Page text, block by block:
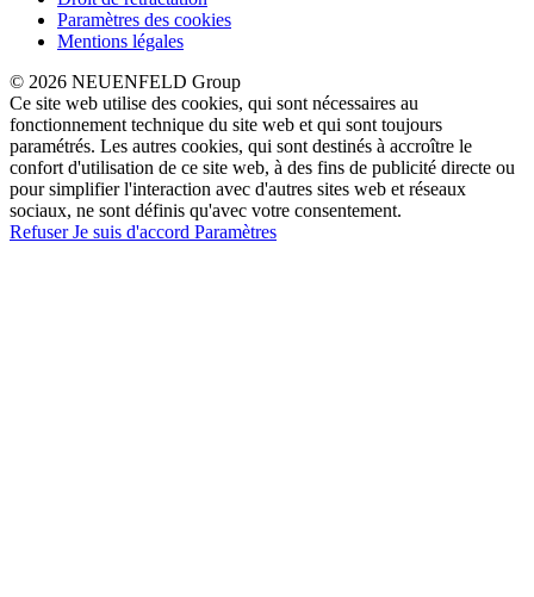
Paramètres des cookies
Mentions légales
© 2026 NEUENFELD Group
Ce site web utilise des cookies, qui sont nécessaires au
fonctionnement technique du site web et qui sont toujours
paramétrés. Les autres cookies, qui sont destinés à accroître le
confort d'utilisation de ce site web, à des fins de publicité directe ou
pour simplifier l'interaction avec d'autres sites web et réseaux
sociaux, ne sont définis qu'avec votre consentement.
RefuserJe suis d'accord Paramètres